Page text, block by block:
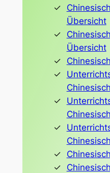
Übersicht
Übersicht